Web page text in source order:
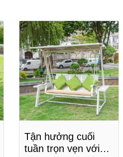
Tận hưởng cuối
tuần trọn vẹn với